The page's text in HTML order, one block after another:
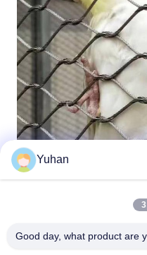
Yuhan
Good day, what product are